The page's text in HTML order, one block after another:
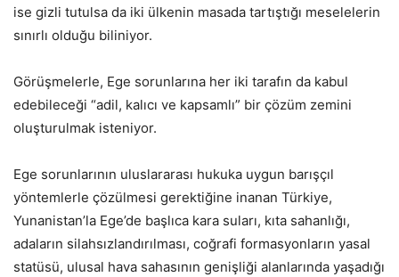
ise gizli tutulsa da iki ülkenin masada tartıştığı meselelerin
sınırlı olduğu biliniyor.
Görüşmelerle, Ege sorunlarına her iki tarafın da kabul
edebileceği “adil, kalıcı ve kapsamlı” bir çözüm zemini
oluşturulmak isteniyor.
Ege sorunlarının uluslararası hukuka uygun barışçıl
yöntemlerle çözülmesi gerektiğine inanan Türkiye,
Yunanistan’la Ege’de başlıca kara suları, kıta sahanlığı,
adaların silahsızlandırılması, coğrafi formasyonların yasal
statüsü, ulusal hava sahasının genişliği alanlarında yaşadığı